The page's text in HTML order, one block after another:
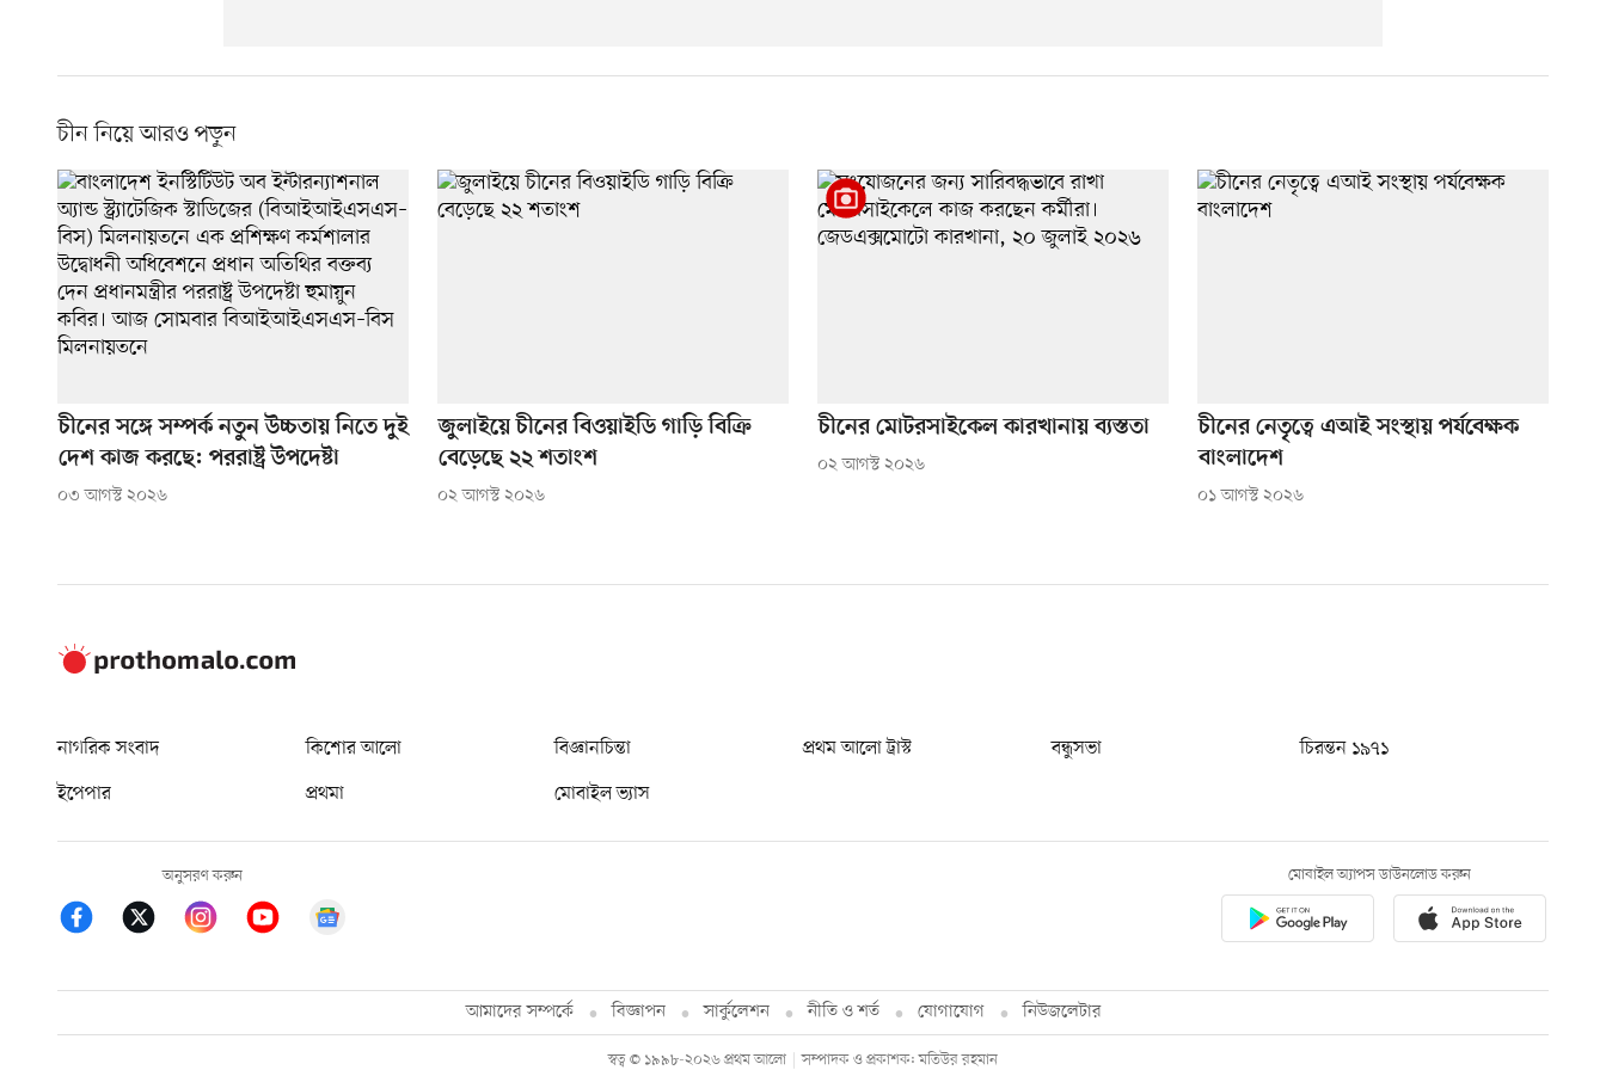
চীন নিয়ে আরও পড়ুন
চীনের সঙ্গে সম্পর্ক নতুন উচ্চতায় নিতে দুই
দেশ কাজ করছে: পররাষ্ট্র উপদেষ্টা
০৩ আগস্ট ২০২৬
জুলাইয়ে চীনের বিওয়াইডি গাড়ি বিক্রি
বেড়েছে ২২ শতাংশ
০২ আগস্ট ২০২৬
চীনের মোটরসাইকেল কারখানায় ব্যস্ততা
০২ আগস্ট ২০২৬
চীনের নেতৃত্বে এআই সংস্থায় পর্যবেক্ষক
বাংলাদেশ
০১ আগস্ট ২০২৬
নাগরিক সংবাদ কিশোর আলো বিজ্ঞানচিন্তা প্রথম আলো ট্রাস্ট বন্ধুসভা
চিরন্তন ১৯৭১
ইপেপার
প্রথমা মোবাইল ভ্যাস
অনুসরণ করুন মোবাইল অ্যাপস ডাউনলোড করুন
আমাদের সম্পর্কে বিজ্ঞাপন সার্কুলেশন নীতি ও শর্ত যোগাযোগ নিউজলেটার
স্বত্ব © ১৯৯৮-২০২৬ প্রথম আলো সম্পাদক ও প্রকাশক: মতিউর রহমান